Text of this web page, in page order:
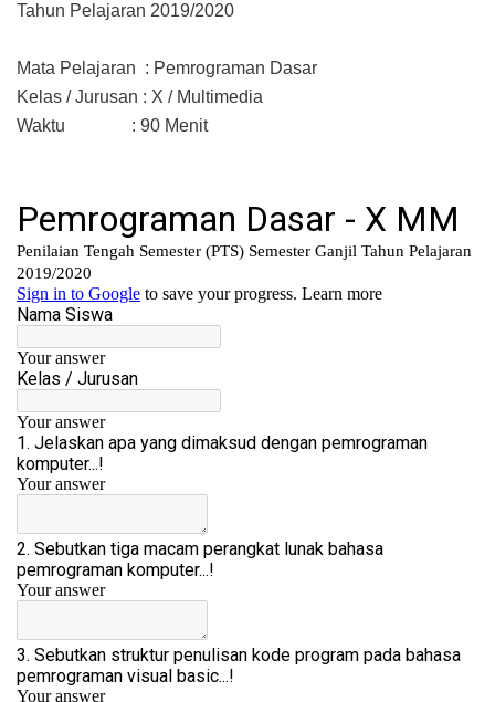
Tahun Pelajaran 2019/2020
Mata Pelajaran : Pemrograman Dasar
Kelas / Jurusan : X / Multimedia
Waktu : 90 Menit